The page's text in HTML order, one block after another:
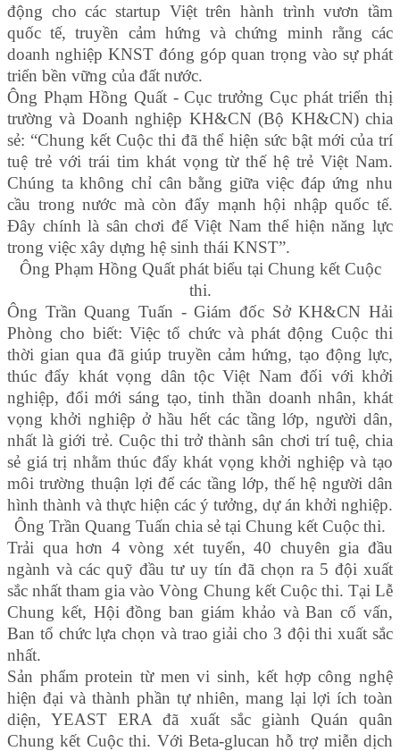
động cho các startup Việt trên hành trình vươn tầm
quốc tế, truyền cảm hứng và chứng minh rằng các
doanh nghiệp KNST đóng góp quan trọng vào sự phát
triển bền vững của đất nước.
Ông Phạm Hồng Quất - Cục trưởng Cục phát triển thị
trường và Doanh nghiệp KH&CN (Bộ KH&CN) chia
sẻ: “Chung kết Cuộc thi đã thể hiện sức bật mới của trí
tuệ trẻ với trái tim khát vọng từ thế hệ trẻ Việt Nam.
Chúng ta không chỉ cân bằng giữa việc đáp ứng nhu
cầu trong nước mà còn đẩy mạnh hội nhập quốc tế.
Đây chính là sân chơi để Việt Nam thể hiện năng lực
trong việc xây dựng hệ sinh thái KNST”.
Ông Phạm Hồng Quất phát biểu tại Chung kết Cuộc
thi.
Ông Trần Quang Tuấn - Giám đốc Sở KH&CN Hải
Phòng cho biết: Việc tổ chức và phát động Cuộc thi
thời gian qua đã giúp truyền cảm hứng, tạo động lực,
thúc đẩy khát vọng dân tộc Việt Nam đối với khởi
nghiệp, đổi mới sáng tạo, tinh thần doanh nhân, khát
vọng khởi nghiệp ở hầu hết các tầng lớp, người dân,
nhất là giới trẻ. Cuộc thi trở thành sân chơi trí tuệ, chia
sẻ giá trị nhằm thúc đẩy khát vọng khởi nghiệp và tạo
môi trường thuận lợi để các tầng lớp, thế hệ người dân
hình thành và thực hiện các ý tưởng, dự án khởi nghiệp.
Ông Trần Quang Tuấn chia sẻ tại Chung kết Cuộc thi.
Trải qua hơn 4 vòng xét tuyển, 40 chuyên gia đầu
ngành và các quỹ đầu tư uy tín đã chọn ra 5 đội xuất
sắc nhất tham gia vào Vòng Chung kết Cuộc thi. Tại Lễ
Chung kết, Hội đồng ban giám khảo và Ban cố vấn,
Ban tổ chức lựa chọn và trao giải cho 3 đội thi xuất sắc
nhất.
Sản phẩm protein từ men vi sinh, kết hợp công nghệ
hiện đại và thành phần tự nhiên, mang lại lợi ích toàn
diện, YEAST ERA đã xuất sắc giành Quán quân
Chung kết Cuộc thi. Với Beta-glucan hỗ trợ miễn dịch